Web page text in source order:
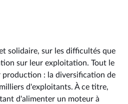
solidaire, sur les difficultés que
sur leur exploitation. Tout le
production : la diversification de
d'exploitants. À ce titre,
d'alimenter un moteur à